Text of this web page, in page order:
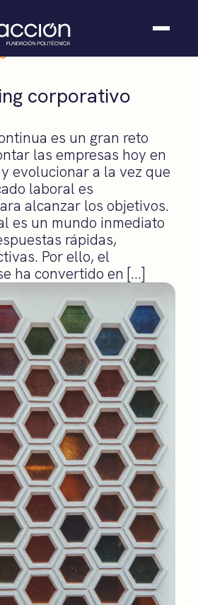
Somos fundación
Casos de éxito
El club
Modo On
Contacto
corporativo
es un gran reto
las empresas hoy en
evolucionar a la vez que
laboral es
alcanzar los objetivos.
es un mundo inmediato
rápidas,
Por ello, el
ha convertido en […]